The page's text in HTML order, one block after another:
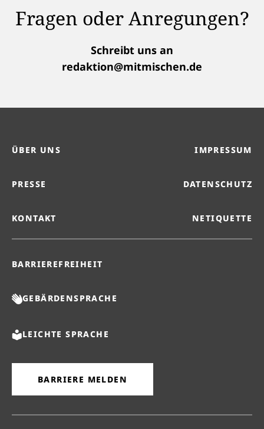
Fragen oder Anregungen?
Schreibt uns an
redaktion@mitmischen.de
ÜBER UNS IMPRESSUM
PRESSE DATENSCHUTZ
KONTAKT NETIQUETTE
BARRIEREFREIHEIT
GEBÄRDENSPRACHE
LEICHTE SPRACHE
BARRIERE MELDEN